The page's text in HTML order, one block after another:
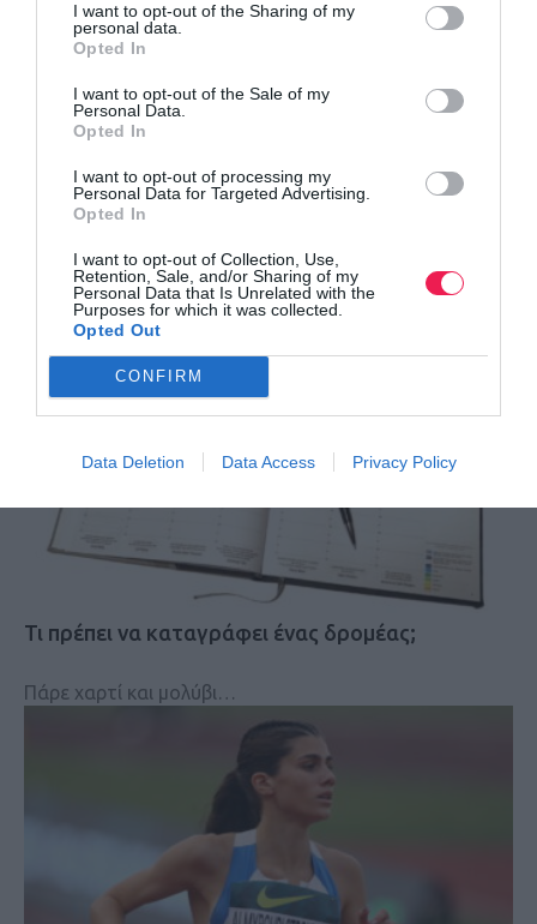
I want to opt-out of the Sharing of my
personal data.
Opted In
I want to opt-out of the Sale of my
Personal Data.
Opted In
I want to opt-out of processing my
Personal Data for Targeted Advertising.
Opted In
I want to opt-out of Collection, Use,
Retention, Sale, and/or Sharing of my
Personal Data that Is Unrelated with the
Purposes for which it was collected.
Opted Out
CONFIRM
Data Deletion Data Access Privacy Policy
Άνοιγμα εγγραφών για το 12th Lycabettus Run
Δείτε περισσότερα
Τι πρέπει να καταγράφει ένας δρομέας;
Πάρε χαρτί και μολύβι…